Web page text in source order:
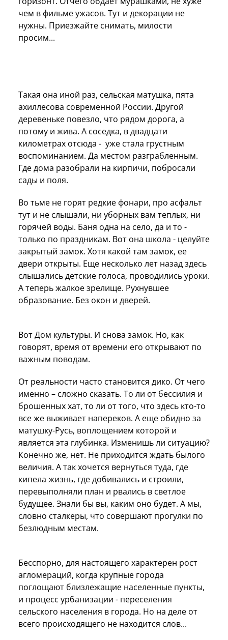
чем в фильме ужасов. Тут и декорации не
нужны. Приезжайте снимать, милости
просим...
Такая она иной раз, сельская матушка, пята
ахиллесова современной России. Другой
деревеньке повезло, что рядом дорога, а
потому и жива. А соседка, в двадцати
километрах отсюда - уже стала грустным
воспоминанием. Да местом разграбленным.
Где дома разобрали на кирпичи, побросали
сады и поля.
Во тьме не горят редкие фонари, про асфальт
тут и не слышали, ни уборных вам теплых, ни
горячей воды. Баня одна на село, да и то -
только по праздникам. Вот она школа - целуйте
закрытый замок. Хотя какой там замок, ее
двери открыты. Еще несколько лет назад здесь
слышались детские голоса, проводились уроки.
А теперь жалкое зрелище. Рухнувшее
образование. Без окон и дверей.
Вот Дом культуры. И снова замок. Но, как
говорят, время от времени его открывают по
важным поводам.
От реальности часто становится дико. От чего
именно – сложно сказать. То ли от бессилия и
брошенных хат, то ли от того, что здесь кто-то
все же выживает напереков. А еще обидно за
матушку-Русь, воплощением которой и
является эта глубинка. Изменишь ли ситуацию?
Конечно же, нет. Не приходится ждать былого
величия. А так хочется вернуться туда, где
кипела жизнь, где добивались и строили,
перевыполняли план и рвались в светлое
будущее. Знали бы вы, каким оно будет. А мы,
словно сталкеры, что совершают прогулки по
безлюдным местам.
Бесспорно, для настоящего характерен рост
агломераций, когда крупные города
поглощают близлежащие населенные пункты,
и процесс урбанизации - переселения
сельского населения в города. Но на деле от
всего происходящего не находится слов...